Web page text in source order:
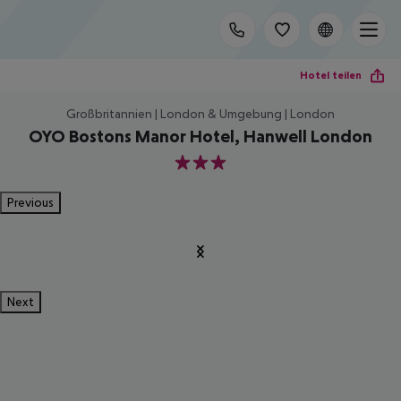
Hotel teilen
Großbritannien | London & Umgebung | London
OYO Bostons Manor Hotel, Hanwell London
3
Previous
Next